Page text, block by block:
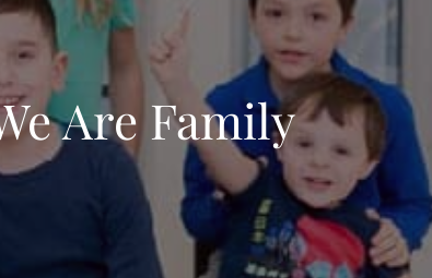
Are Family